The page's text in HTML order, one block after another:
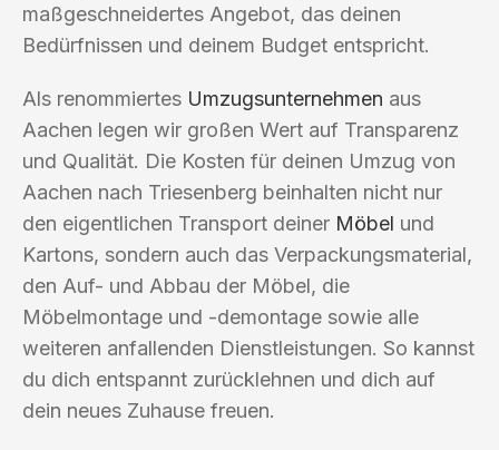
maßgeschneidertes Angebot, das deinen
Bedürfnissen und deinem Budget entspricht.
Als renommiertes Umzugsunternehmen aus
Aachen legen wir großen Wert auf Transparenz
und Qualität. Die Kosten für deinen Umzug von
Aachen nach Triesenberg beinhalten nicht nur
den eigentlichen Transport deiner Möbel und
Kartons, sondern auch das Verpackungsmaterial,
den Auf- und Abbau der Möbel, die
Möbelmontage und -demontage sowie alle
weiteren anfallenden Dienstleistungen. So kannst
du dich entspannt zurücklehnen und dich auf
dein neues Zuhause freuen.